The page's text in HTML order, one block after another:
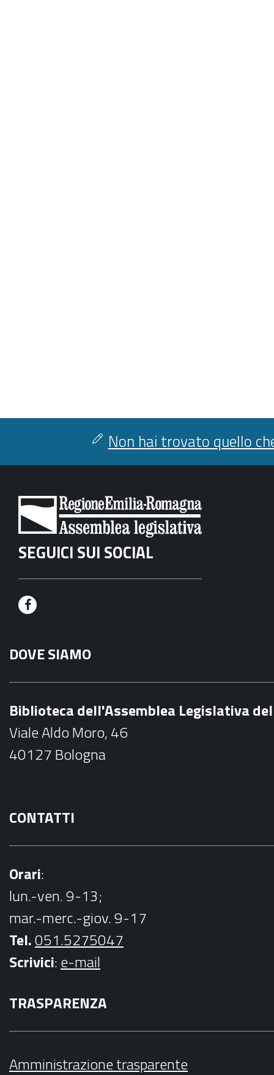
Non hai trovato quello
SEGUICI SUI SOCIAL
F
c
e
o
k
DOVE SIAMO
Biblioteca dell'Assemblea Legislativa
Viale Aldo Moro, 46
40127 Bologna
CONTATTI
Orari:
lun.-ven. 9-13;
mar.-merc.-giov. 9-17
Tel.051.5275047
Scrivici:e-mail
TRASPARENZA
Amministrazione trasparente